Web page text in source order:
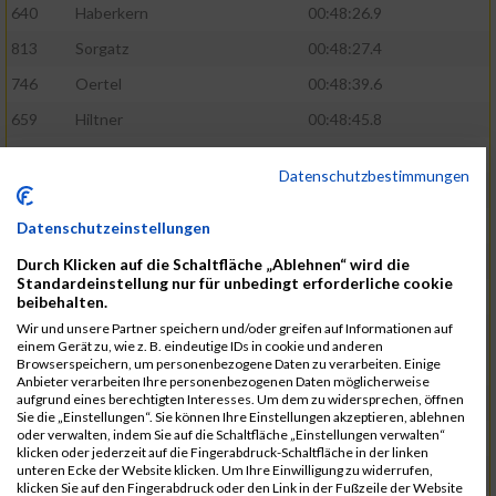
640
Haberkern
00:48:26.9
813
Sorgatz
00:48:27.4
746
Oertel
00:48:39.6
659
Hiltner
00:48:45.8
776
593
Dänzer
772
Röder
00:48:57.2
802
Schrödel
561
Berisha
00:49:41.7
808
Seeberger
00:49:56.1
760
Polster
00:49:56.6
647
Heidt
00:49:57.3
742
Niculaica 00:50:04.8
Datenschutzbestimmungen
Datenschutzeinstellungen
Durch Klicken auf die Schaltfläche „Ablehnen“ wird die
Standardeinstellung nur für unbedingt erforderliche cookie
beibehalten.
Wir und unsere Partner speichern und/oder greifen auf Informationen auf
einem Gerät zu, wie z. B. eindeutige IDs in cookie und anderen
Browserspeichern, um personenbezogene Daten zu verarbeiten. Einige
Anbieter verarbeiten Ihre personenbezogenen Daten möglicherweise
aufgrund eines berechtigten Interesses. Um dem zu widersprechen, öffnen
Sie die „Einstellungen“. Sie können Ihre Einstellungen akzeptieren, ablehnen
oder verwalten, indem Sie auf die Schaltfläche „Einstellungen verwalten“
klicken oder jederzeit auf die Fingerabdruck-Schaltfläche in der linken
unteren Ecke der Website klicken. Um Ihre Einwilligung zu widerrufen,
klicken Sie auf den Fingerabdruck oder den Link in der Fußzeile der Website